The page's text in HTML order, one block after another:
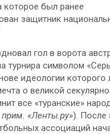
которое был ранее
защитник
гол в ворота
турнира символом
идеологии которого
о великой
все «туранские»
прим. «Ленты.ру»). После
ассоциаций